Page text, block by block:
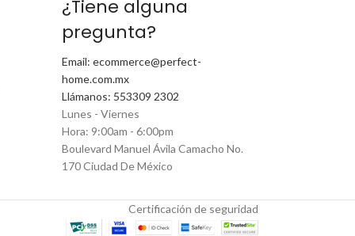
¿Tiene alguna
pregunta?
Email: ecommerce@perfect-
home.com.mx
Llámanos: 553309 2302
Lunes - Viernes
Hora: 9:00am - 6:00pm
Boulevard Manuel Ávila Camacho No.
170 Ciudad De México
Certificación de seguridad